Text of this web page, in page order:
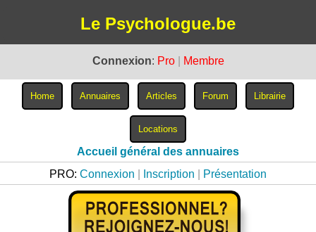
Le Psychologue.be
Connexion: Pro Membre
Accueil général des annuaires
PRO: Connexion Inscription Présentation